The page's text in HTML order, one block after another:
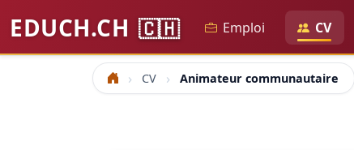
EDUCH.CH 🇨🇭 Emploi CV
Accueil CV Animateur communautaire